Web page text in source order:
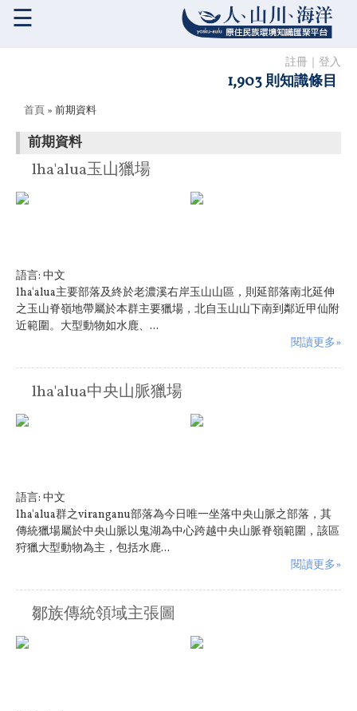
註冊 登入
1,903 則知識條目
☰
您在這裡
首頁 » 前期資料
前期資料
lha'alua玉山獵場
語言: 中文
lha'alua主要部落及終於老濃溪右岸玉山山區，則延部落南北延伸
之玉山脊嶺地帶屬於本群主要獵場，北自玉山山下南到鄰近甲仙附
近範圍。大型動物如水鹿、...
閱讀更多»
lha'alua中央山脈獵場
語言: 中文
lha'alua群之viranganu部落為今日唯一坐落中央山脈之部落，其
傳統獵場屬於中央山脈以鬼湖為中心跨越中央山脈脊嶺範圍，該區
狩獵大型動物為主，包括水鹿...
閱讀更多»
鄒族傳統領域主張圖